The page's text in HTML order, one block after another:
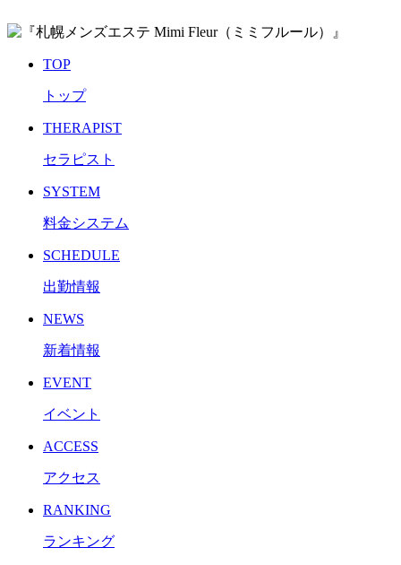
TOP
トップ
THERAPIST
セラピスト
SYSTEM
料金システム
SCHEDULE
出勤情報
NEWS
新着情報
EVENT
イベント
ACCESS
アクセス
RANKING
ランキング